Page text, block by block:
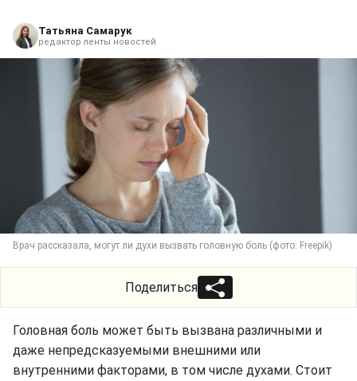
Татьяна Самарук
редактор ленты новостей
Врач рассказала, могут ли духи вызвать головную боль (фото: Freepik)
Поделиться
Головная боль может быть вызвана различными и
даже непредсказуемыми внешними или
внутренними факторами, в том числе духами. Стоит